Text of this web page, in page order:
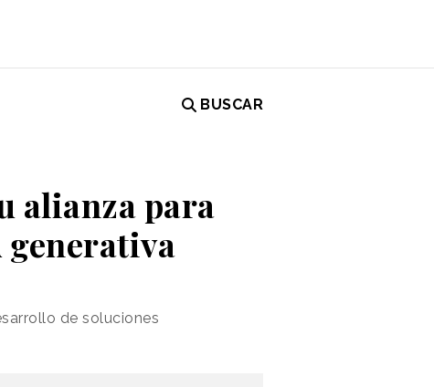
BUSCAR
alianza para
generativa
de soluciones